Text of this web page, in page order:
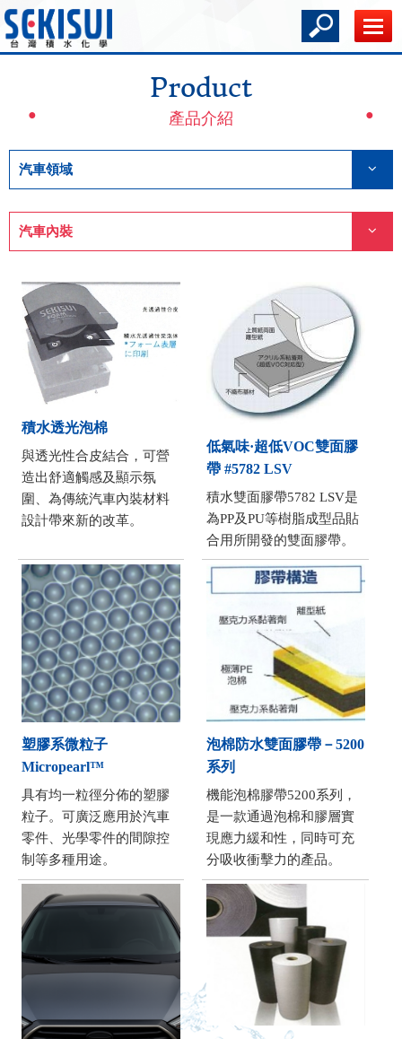
Product
產品介紹
汽車領域
汽車內裝
積水透光泡棉
與透光性合皮結合，可營
造出舒適觸感及顯示氛
圍、為傳統汽車內裝材料
設計帶來新的改革。
低氣味·超低VOC雙面膠
帶 #5782 LSV
積水雙面膠帶5782 LSV是
為PP及PU等樹脂成型品貼
合用所開發的雙面膠帶。
塑膠系微粒子
Micropearl™
具有均一粒徑分佈的塑膠
粒子。可廣泛應用於汽車
零件、光學零件的間隙控
制等多種用途。
泡棉防水雙面膠帶－5200
系列
機能泡棉膠帶5200系列，
是一款通過泡棉和膠層實
現應力緩和性，同時可充
分吸收衝擊力的產品。